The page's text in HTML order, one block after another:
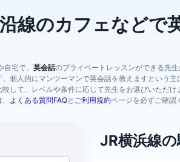
線のカフェなどで
宅で、 英会話のプライベートレッスンができる先
個人的にマンツーマンで英会話を教えますという主
して、レベルや条件に応じて先生をお選びいただけ
よくある質問FAQと ご利用規約ページを必ずご確認
JR横浜線